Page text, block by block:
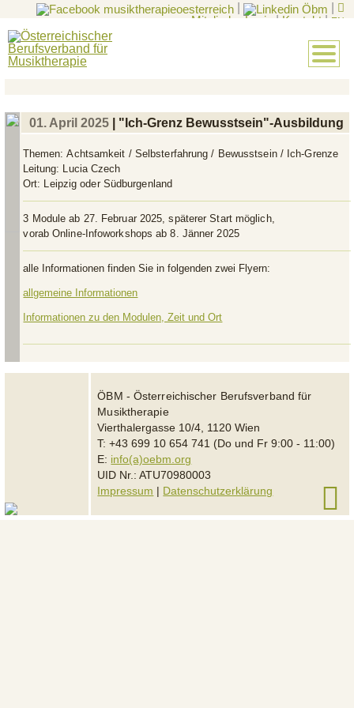
Mitglieder-Login
| Kontakt | EN
01. April 2025 | "Ich-Grenz Bewusstsein"-Ausbildung
Themen:Achtsamkeit / Selbsterfahrung / Bewusstsein / Ich-Grenze
Leitung: Lucia Czech
Ort: Leipzig oder Südburgenland
3 Module ab 27. Februar 2025, späterer Start möglich,
vorab Online-Infoworkshops ab 8. Jänner 2025
alle Informationen finden Sie in folgenden zwei Flyern:
allgemeine Informationen
Informationen zu den Modulen, Zeit und Ort
ÖBM - Österreichischer Berufsverband für
Musiktherapie
Vierthalergasse 10/4, 1120 Wien
T: +43 699 10 654 741 (Do und Fr 9:00 - 11:00)
E: info(a)oebm.org
UID Nr.: ATU70980003
Impressum
Datenschutzerklärung